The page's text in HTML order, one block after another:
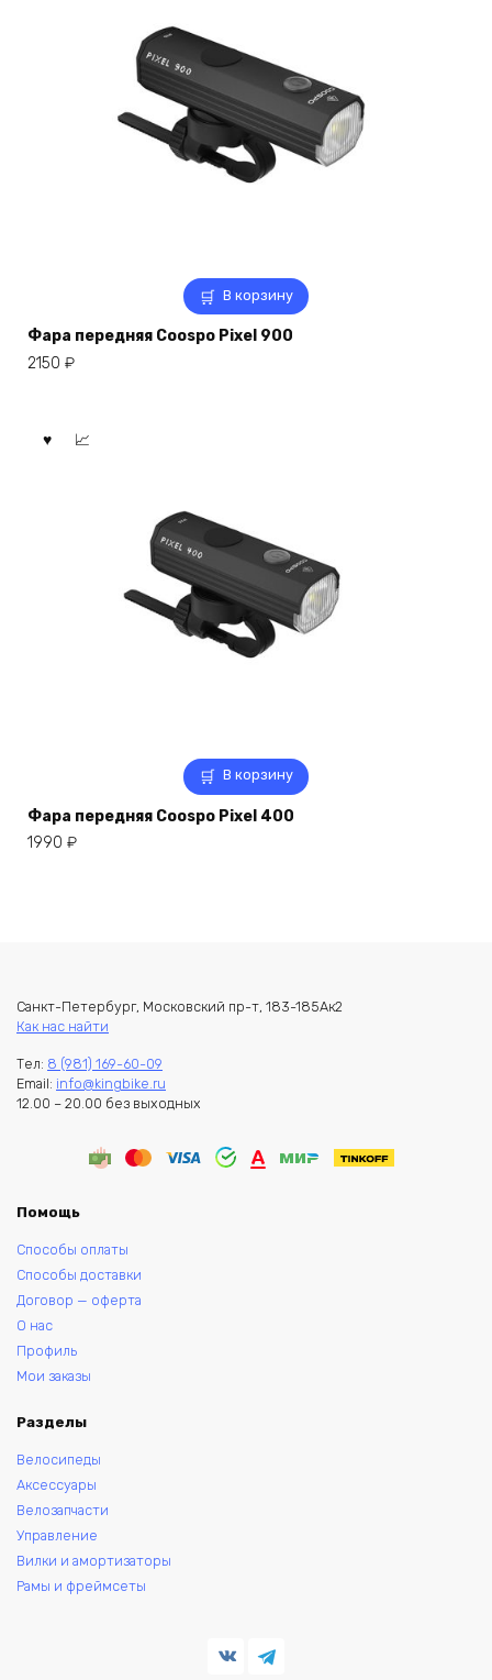
В корзину
Фара передняя Coospo Pixel 900
2150 ₽
В корзину
Фара передняя Coospo Pixel 400
1990 ₽
Санкт-Петербург, Московский пр-т, 183-185Ак2
Как нас найти
Тел: 8 (981) 169-60-09
Email: info@kingbike.ru
12.00 – 20.00 без выходных
Помощь
Способы оплаты
Способы доставки
Договор — оферта
О нас
Профиль
Мои заказы
Разделы
Велосипеды
Аксессуары
Велозапчасти
Управление
Вилки и амортизаторы
Рамы и фреймсеты